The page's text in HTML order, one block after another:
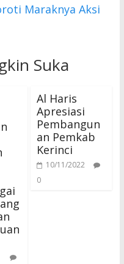
Maraknya Aksi
Suka
Al Haris
Apresiasi
Pembangun
an Pemkab
Kerinci
10/11/2022
0